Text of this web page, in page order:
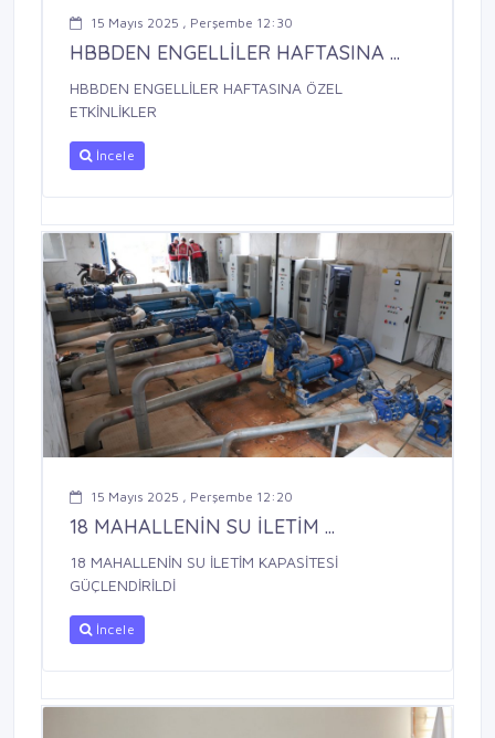
15 Mayıs 2025 , Perşembe 12:30
HBBDEN ENGELLİLER HAFTASINA ...
HBBDEN ENGELLİLER HAFTASINA ÖZEL
ETKİNLİKLER
İncele
15 Mayıs 2025 , Perşembe 12:20
18 MAHALLENİN SU İLETİM ...
18 MAHALLENİN SU İLETİM KAPASİTESİ
GÜÇLENDİRİLDİ
İncele